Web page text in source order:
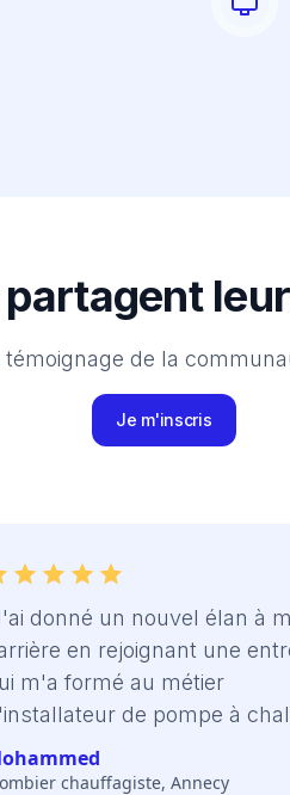
témoignage de la
Je m'inscris
donné un nouvel élan à
en rejoignant une
m'a formé au métier
de pompe à
chauffagiste, Annecy